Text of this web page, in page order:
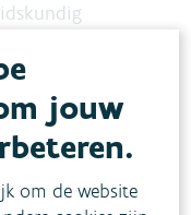
het
zoals
en in bepaalde
(bv. boiler).
jouw
om de website